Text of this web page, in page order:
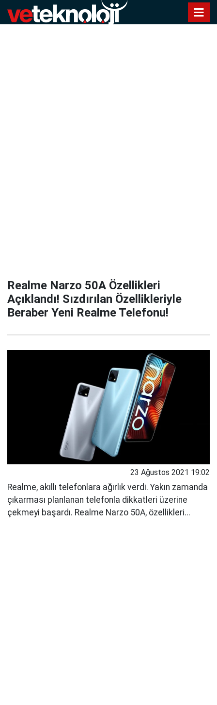
Realme Narzo 50A Özellikleri
Açıklandı! Sızdırılan Özellikleriyle
Beraber Yeni Realme Telefonu!
23 Ağustos 2021 19:02
Realme, akıllı telefonlara ağırlık verdi. Yakın zamanda
çıkarması planlanan telefonla dikkatleri üzerine
çekmeyi başardı. Realme Narzo 50A, özellikleri...